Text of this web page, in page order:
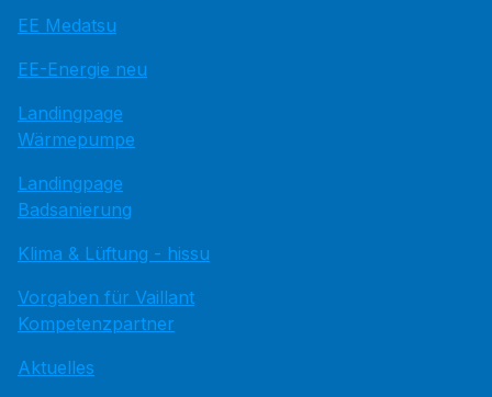
EE Medatsu
EE-Energie neu
Landingpage
Wärmepumpe
Landingpage
Badsanierung
Klima & Lüftung - hissu
Vorgaben für Vaillant
Kompetenzpartner
Aktuelles